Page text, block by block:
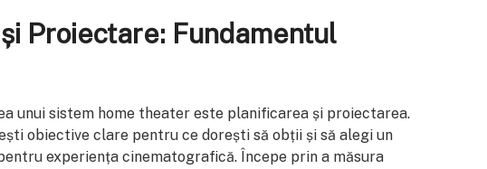
Proiectare: Fundamentul
unui sistem home theater este planificarea și proiectarea.
obiective clare pentru ce dorești să obții și să alegi un
experiența cinematografică. Începe prin a măsura